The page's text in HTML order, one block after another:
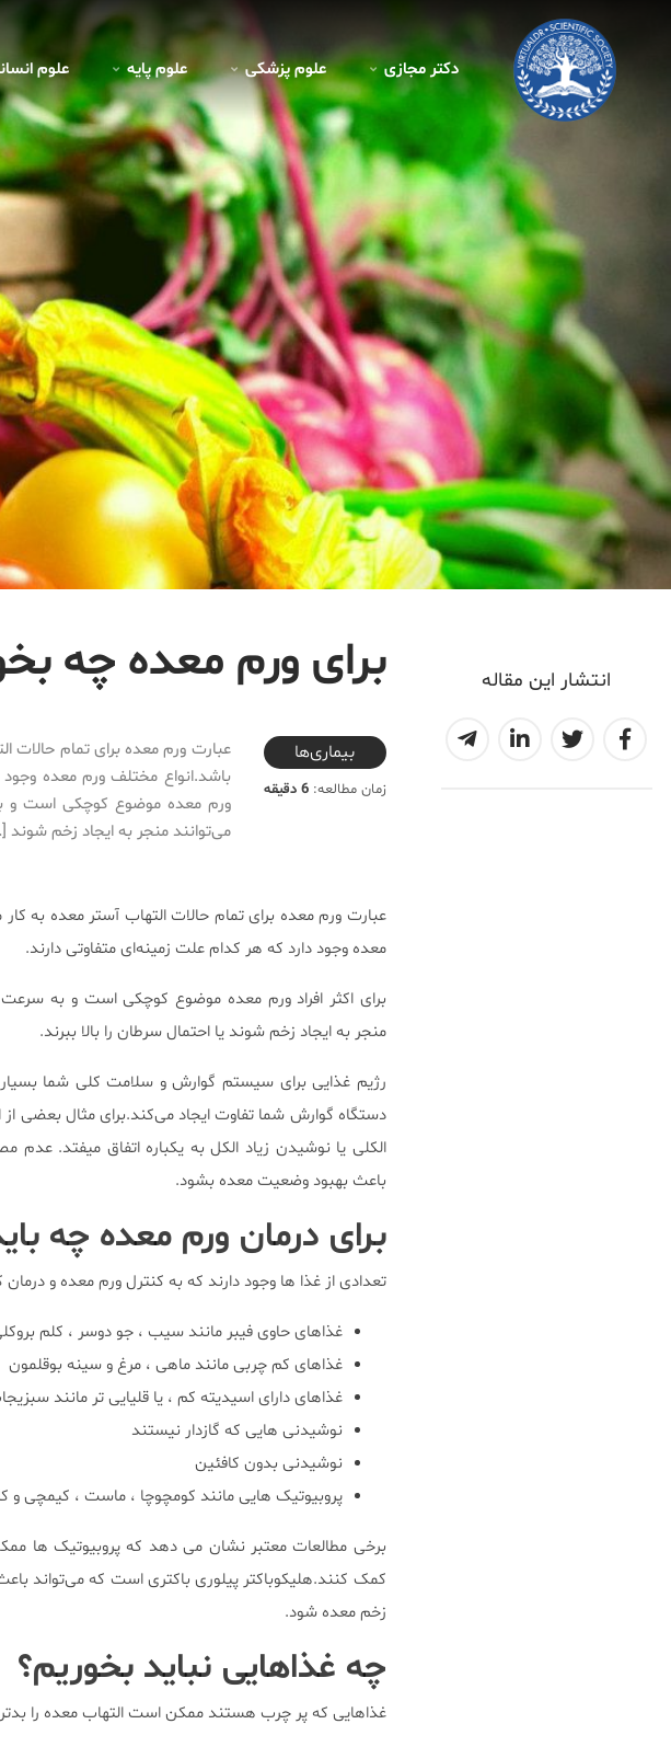
دکتر مجازی علوم پزشکی علوم پايه علوم
انتشار این مقاله برای ورم معده چه
2020-04-07T19:22:12+04:30
بیماری‌ها
زمان مطالعه:6 دقیقه
عبارت ورم معده برای تمام حالات
باشد.انواع مختلف ورم معده وجود
ورم معده موضوع کوچکی است و
می‌توانند منجر به ایجاد زخم شوند
عبارت ورم معده برای تمام حالات التهاب آستر معده به
معده وجود دارد که هر کدام علت زمینه‌ای متفاوتی دارند.
برای اکثر افراد ورم معده موضوع کوچکی است و به سرعت
منجر به ایجاد زخم شوند یا احتمال سرطان را بالا ببرند.
رژیم غذایی برای سیستم گوارش و سلامت کلی شما
دستگاه گوارش شما تفاوت ایجاد می‌کند.برای مثال بعضی
الکلی یا نوشیدن زیاد الکل به یکباره اتفاق میفتد.
باعث بهبود وضعیت معده بشود.
برای درمان ورم معده چه
تعدادی از غذا ها وجود دارند که به کنترل ورم معده و
غذاهای حاوی فیبر مانند سیب ، جو دوسر ، کلم
غذاهای کم چربی مانند ماهی ، مرغ و سینه بوقلمون
غذاهای دارای اسیدیته کم ، یا قلیایی تر مانند
نوشیدنی هایی که گازدار نیستند
نوشیدنی بدون کافئین
پروبیوتیک هایی مانند کومچوچا ، ماست ، کیمچی و
برخی مطالعات معتبر نشان می دهد که پروبیوتیک ها
کمک کنند.هلیکوباکتر پیلوری باکتری است که می‌تواند
زخم معده شود.
چه غذاهایی نباید بخوریم؟
غذاهایی که پر چرب هستند ممکن است التهاب معده را بدتر